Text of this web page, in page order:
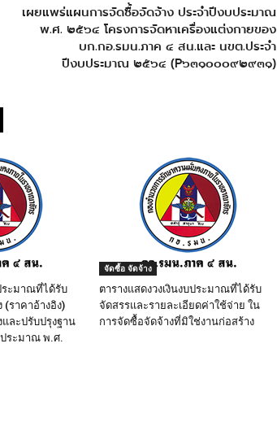
เผยแพร่แผนการจัดซื้อจัดจ้าง ประจำปีงบประมาณ
พ.ศ. ๒๕๖๔ โครงการจัดหาเครื่องแต่งกายของ
บก.กอ.รมน.ภาค ๔ สน.และ นขต.ประจำ
ปีงบประมาณ ๒๕๖๔ (P๖๓๑๐๐๐๙๒๙๓๑)
ระมาณที่ได้รับ
(ราคาอ้างอิง)
ละปรับปรุงฐาน
ระมาณ พ.ศ.
จัดซื้อ จัดจ้าง
ตารางแสดงวงเงินงบประมาณที่ได้รับ
จัดสรรและรายละเอียดค่าใช้จ่าย ใน
การจัดซื้อจัดจ้างที่มิใช่งานก่อสร้าง